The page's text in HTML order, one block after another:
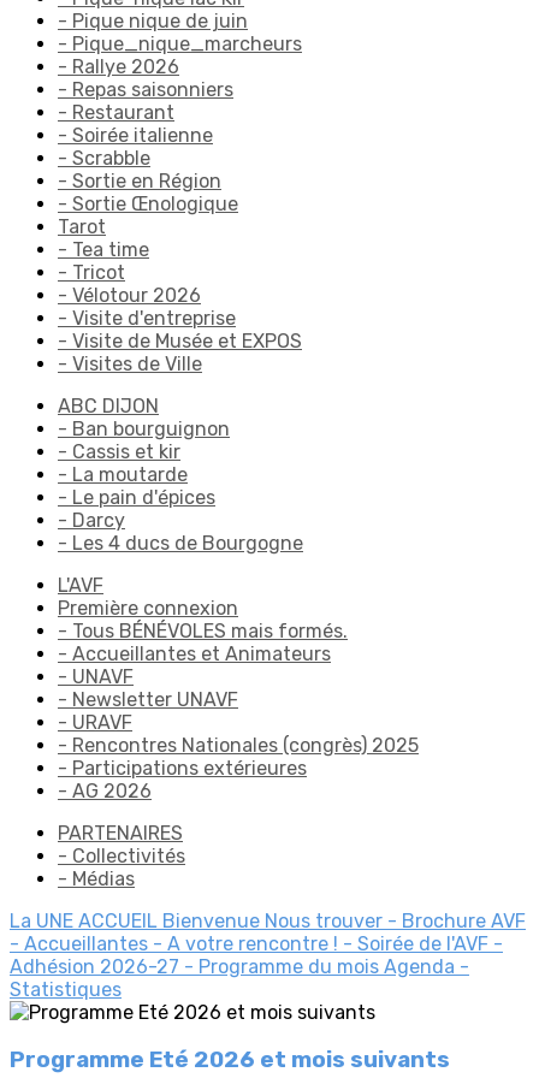
- Pique nique de juin
- Pique_nique_marcheurs
- Rallye 2026
- Repas saisonniers
- Restaurant
- Soirée italienne
- Scrabble
- Sortie en Région
- Sortie Œnologique
Tarot
- Tea time
- Tricot
- Vélotour 2026
- Visite d'entreprise
- Visite de Musée et EXPOS
- Visites de Ville
ABC DIJON
- Ban bourguignon
- Cassis et kir
- La moutarde
- Le pain d'épices
- Darcy
- Les 4 ducs de Bourgogne
L'AVF
Première connexion
- Tous BÉNÉVOLES mais formés.
- Accueillantes et Animateurs
- UNAVF
- Newsletter UNAVF
- URAVF
- Rencontres Nationales (congrès) 2025
- Participations extérieures
- AG 2026
PARTENAIRES
- Collectivités
- Médias
La UNE ACCUEIL Bienvenue Nous trouver - Brochure AVF
- Accueillantes - A votre rencontre ! - Soirée de l'AVF -
Adhésion 2026-27 - Programme du mois Agenda -
Statistiques
Programme Eté 2026 et mois suivants